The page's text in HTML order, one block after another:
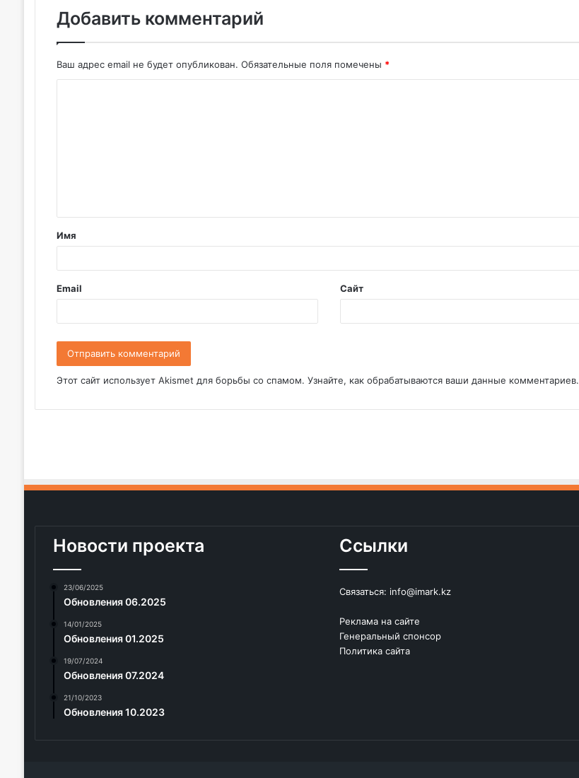
Добавить комментарий
Ваш адрес email не будет опубликован. Обязательные поля помечены *
т
а
й
*
Имя
Email Сайт
Этот сайт использует Akismet для борьбы со спамом. Узнайте, как обрабатываются ваши данные комментариев.
Новости проекта
23/06/2025
Обновления 06.2025
14/01/2025
Обновления 01.2025
19/07/2024
Обновления 07.2024
21/10/2023
Обновления 10.2023
Ссылки
Связаться: info@imark.kz
Реклама на сайте
Генеральный спонсор
Политика сайта